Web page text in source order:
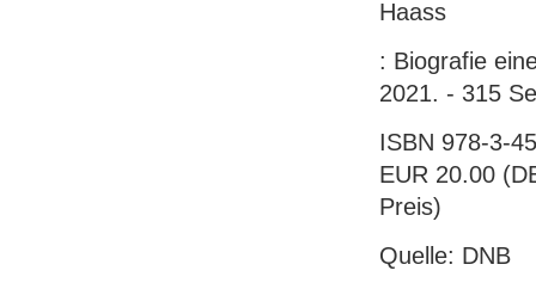
Haass
: Biografie
2021. - 315
ISBN 978-3-
EUR 20.00
Preis)
Quelle: DNB